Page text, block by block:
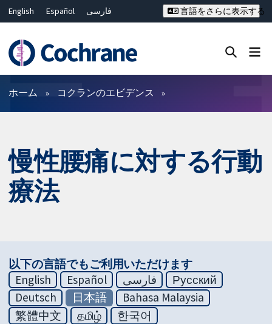
English Español
فارسی
Deutsch
Bahasa Malaysia
ไทย
繁體中文
简体中文
言語をさらに表示する
フィルター
ホーム コクランのエビデンス
慢性腰痛に対する行動
療法
以下の言語でもご利用いただけます
English
Español فارسی
Русский
Deutsch
日本語
Bahasa Malaysia
繁體中文
தமிழ் 한국어